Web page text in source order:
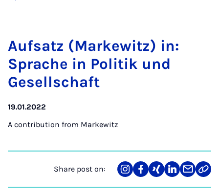
Auf­satz (Marke­witz) in:
Sprache in Politik und
Gesell­schaft
19.01.2022
A contribution from Markewitz
Share post on:
Share
on
Teilen
auf
Teilen
auf
Teilen
auf
Teilen
über
Link